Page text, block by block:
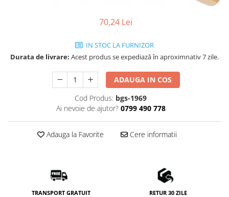
70,24 Lei
IN STOC LA FURNIZOR
Durata de livrare: Acest produs se expediază în aproximnativ 7 zile.
ADAUGA IN COS
Cod Produs: bgs-1969
Ai nevoie de ajutor? 0799 490 778
Adauga la Favorite Cere informatii
TRANSPORT GRATUIT RETUR 30 ZILE